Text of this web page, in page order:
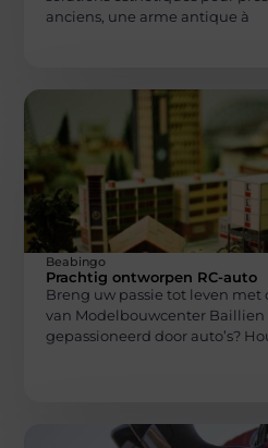
anciens, une arme antique à
Beabingo
Prachtig ontworpen RC-auto
Breng uw passie tot leven met
van Modelbouwcenter
gepassioneerd door auto’s?